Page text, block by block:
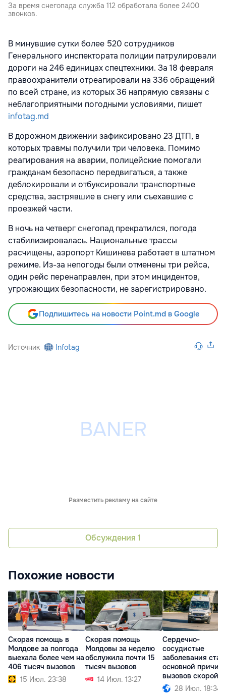
За время снегопада служба 112 обработала более 2400
звонков.
В минувшие сутки более 520 сотрудников
Генерального инспектората полиции патрулировали
дороги на 246 единицах спецтехники. За 18 февраля
правоохранители отреагировали на 336 обращений
по всей стране, из которых 36 напрямую связаны с
неблагоприятными погодными условиями, пишет
infotag.md
В дорожном движении зафиксировано 23 ДТП, в
которых травмы получили три человека. Помимо
реагирования на аварии, полицейские помогали
гражданам безопасно передвигаться, а также
деблокировали и отбуксировали транспортные
средства, застрявшие в снегу или съехавшие с
проезжей части.
В ночь на четверг снегопад прекратился, погода
стабилизировалась. Национальные трассы
расчищены, аэропорт Кишинева работает в штатном
режиме. Из-за непогоды были отменены три рейса,
один рейс перенаправлен, при этом инцидентов,
угрожающих безопасности, не зарегистрировано.
Подпишитесь на новости Point.md в Google
Источник Infotag
Разместить рекламу на сайте
Обсуждения 1
Похожие новости
Скорая помощь в
Молдове за полгода
выехала более чем на
406 тысяч вызовов
15 Июл. 23:38
Скорая помощь
Молдовы за неделю
обслужила почти 15
тысяч вызовов
14 Июл. 13:27
Сердечно-
сосудистые
заболевания
основной
вызовов скорой
помощи
28 Июл. 18:34